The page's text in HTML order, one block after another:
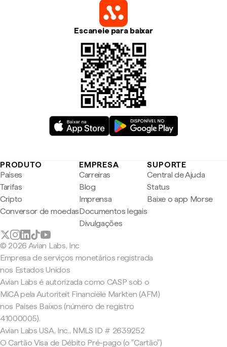
Escaneie para baixar
PRODUTO
Países
Tarifas
Cripto
Conversor de moedas
EMPRESA
Carreiras
Blog
Imprensa
Documentos legais
Divulgações
SUPORTE
Central de Ajuda
Status
Baixe o app Morse
© 2026 Avian Labs, Inc
Empresa de serviços monetários registrada
nos Estados Unidos
Avian Labs é autorizada como CASP sob o
MiCA pela Autoriteit Financiële Markten (AFM)
nos Países Baixos (número de registro
41000005).
Avian Labs USA, Inc., NMLS ID # 2639252
O Cartão Visa de Débito Pré-pago (o "Cartão")